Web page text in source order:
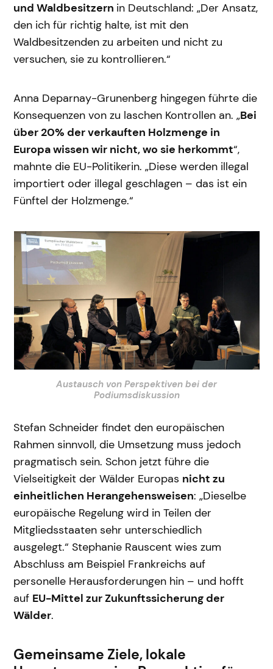
und Waldbesitzern in Deutschland: „Der Ansatz,
den ich für richtig halte, ist mit den
Waldbesitzenden zu arbeiten und nicht zu
versuchen, sie zu kontrollieren.“
Anna Deparnay-Grunenberg hingegen führte die
Konsequenzen von zu laschen Kontrollen an. „Bei
über 20% der verkauften Holzmenge in
Europa wissen wir nicht, wo sie herkommt“,
mahnte die EU-Politikerin. „Diese werden illegal
importiert oder illegal geschlagen – das ist ein
Fünftel der Holzmenge.“
Austausch von Perspektiven bei der
Podiumsdiskussion
Stefan Schneider findet den europäischen
Rahmen sinnvoll, die Umsetzung muss jedoch
pragmatisch sein. Schon jetzt führe die
Vielseitigkeit der Wälder Europas nicht zu
einheitlichen Herangehensweisen: „Dieselbe
europäische Regelung wird in Teilen der
Mitgliedsstaaten sehr unterschiedlich
ausgelegt.“ Stephanie Rauscent wies zum
Abschluss am Beispiel Frankreichs auf
personelle Herausforderungen hin – und hofft
auf EU-Mittel zur Zukunftssicherung der
Wälder.
Gemeinsame Ziele, lokale